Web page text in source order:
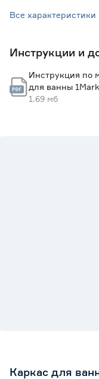
Все характеристики
Инструкции и
Инструкция по
для ванны
1.69 мб
Каркас для